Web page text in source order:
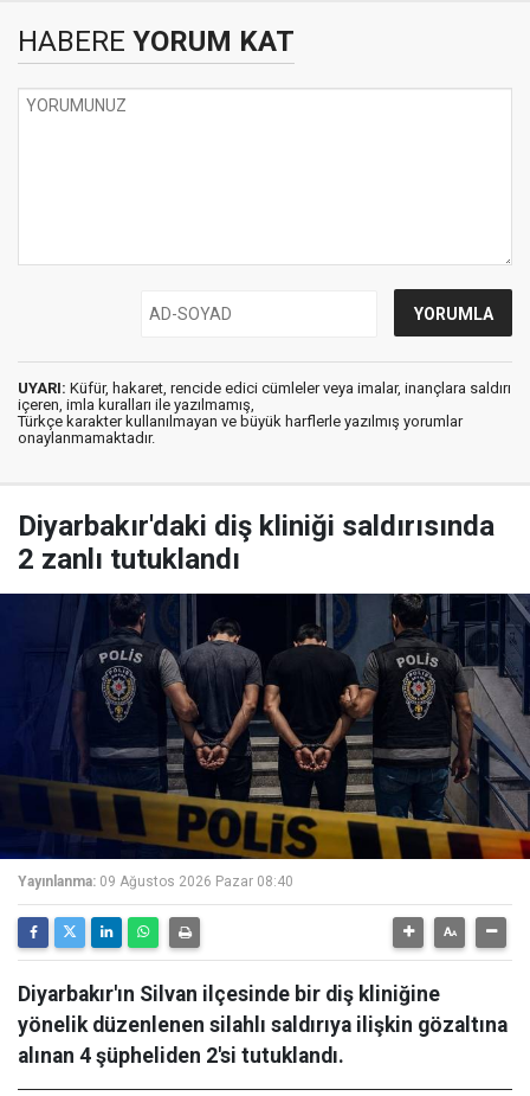
HABERE YORUM KAT
UYARI: Küfür, hakaret, rencide edici cümleler veya imalar, inançlara saldırı
içeren, imla kuralları ile yazılmamış,
Türkçe karakter kullanılmayan ve büyük harflerle yazılmış yorumlar
onaylanmamaktadır.
Diyarbakır'daki diş kliniği saldırısında
2 zanlı tutuklandı
Yayınlanma: 09 Ağustos 2026 Pazar 08:40
Diyarbakır'ın Silvan ilçesinde bir diş kliniğine
yönelik düzenlenen silahlı saldırıya ilişkin gözaltına
alınan 4 şüpheliden 2'si tutuklandı.